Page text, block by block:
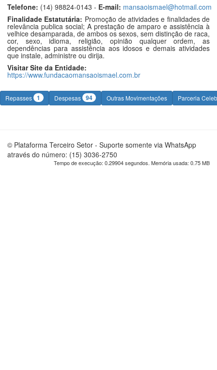
Telefone: (14) 98824-0143 - E-mail: mansaoismael@hotmail.com
Finalidade Estatutária: Promoção de atividades e finalidades de
relevância publica social; A prestação de amparo e assistência à
velhice desamparada, de ambos os sexos, sem distinção de raca,
cor, sexo, idioma, religião, opinião qualquer ordem, as
dependências para assistência aos idosos e demais atividades
que instale, administre ou dirija.
Visitar Site da Entidade:
https://www.fundacaomansaoismael.com.br
Repasses 1 Despesas 94 Outras Movimentações Parceria
© Plataforma Terceiro Setor - Suporte somente via WhatsApp
através do número: (15) 3036-2750
Tempo de execução: 0.29904 segundos. Memória usada: 0.75 MB